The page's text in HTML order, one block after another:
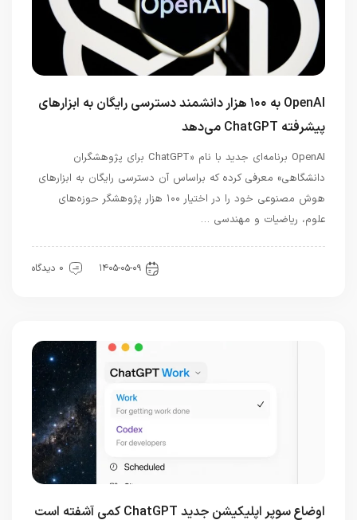
OpenAI به ۱۰۰ هزار دانشمند دسترسی رایگان به ابزارهای
پیشرفته ChatGPT می‌دهد
OpenAI برنامه‌ای جدید با نام «ChatGPT برای پژوهشگران
دانشگاهی» معرفی کرده که براساس آن دسترسی رایگان به ابزارهای
هوش مصنوعی خود را در اختیار ۱۰۰ هزار پژوهشگر حوزه‌های
علوم، ریاضیات و مهندسی …
۱۴۰۵-۰۵-۰۹ 0 دیدگاه
اوضاع سوپر اپلیکیشن جدید ChatGPT کمی آشفته است